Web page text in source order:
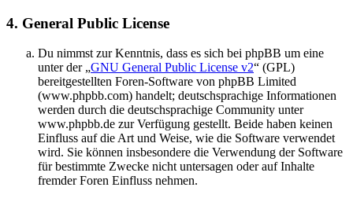
4. General Public License
Du nimmst zur Kenntnis, dass es sich bei phpBB um eine
unter der „GNU General Public License v2“ (GPL)
bereitgestellten Foren-Software von phpBB Limited
(www.phpbb.com) handelt; deutschsprachige Informationen
werden durch die deutschsprachige Community unter
www.phpbb.de zur Verfügung gestellt. Beide haben keinen
Einfluss auf die Art und Weise, wie die Software verwendet
wird. Sie können insbesondere die Verwendung der Software
für bestimmte Zwecke nicht untersagen oder auf Inhalte
fremder Foren Einfluss nehmen.